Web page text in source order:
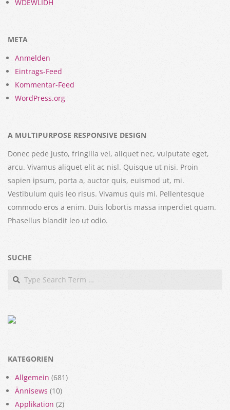
WDEWLIDH
META
Anmelden
Eintrags-Feed
Kommentar-Feed
WordPress.org
A MULTIPURPOSE RESPONSIVE DESIGN
Donec pede justo, fringilla vel, aliquet nec, vulputate eget,
arcu. Vivamus aliquet elit ac nisl. Quisque ut nisi. Proin
sapien ipsum, porta a, auctor quis, euismod ut, mi.
Vestibulum quis leo risus. Vivamus quis mi. Pellentesque
commodo eros a enim. Duis lobortis massa imperdiet quam.
Phasellus blandit leo ut odio.
SUCHE
Search
KATEGORIEN
Allgemein (681)
Ännisews (10)
Applikation (2)